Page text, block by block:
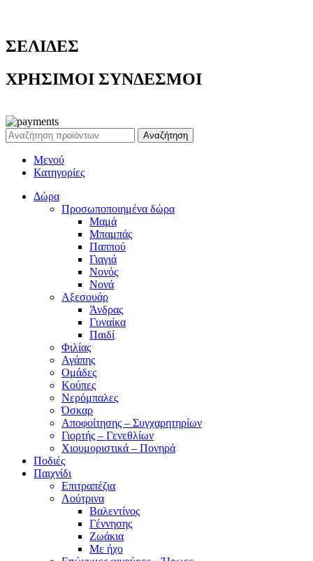
ΣΕΛΙΔΕΣ
ΧΡΗΣΙΜΟΙ ΣΥΝΔΕΣΜΟΙ
Αναζήτηση
Μενού
Κατηγορίες
Δώρα
Προσωποποιημένα δώρα
Μαμά
Μπαμπάς
Παππού
Γιαγιά
Νονός
Νονά
Αξεσουάρ
Άνδρας
Γυναίκα
Παιδί
Φιλίας
Αγάπης
Ομάδες
Κούπες
Νερόμπαλες
Όσκαρ
Αποφοίτησης – Συγχαρητηρίων
Γιορτής – Γενεθλίων
Χιουμοριστικά – Πονηρά
Ποδιές
Παιχνίδι
Επιτραπέζια
Λούτρινα
Βαλεντίνος
Γέννησης
Ζωάκια
Με ήχο